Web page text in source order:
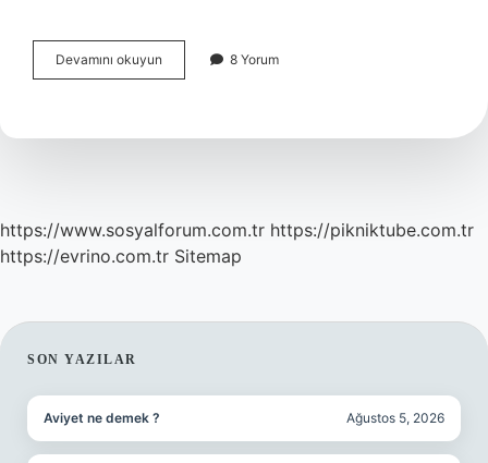
Devamını okuyun Türkiyede
Tarımın
Sorunu
8 Yorum
https://www.sosyalforum.com.tr https://pikniktube.com.tr
https://evrino.com.tr Sitemap
SIDEBAR
SON YAZILAR
Aviyet ne demek ? Ağustos 5, 2026